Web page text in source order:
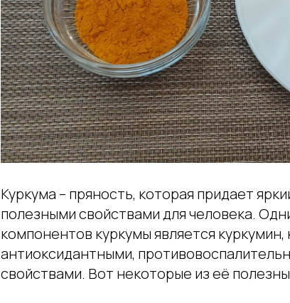
Куркума – пряность, которая придает
полезными свойствами для человека.
компонентов куркумы является
антиоксидантными,
свойствами. Вот некоторые из её